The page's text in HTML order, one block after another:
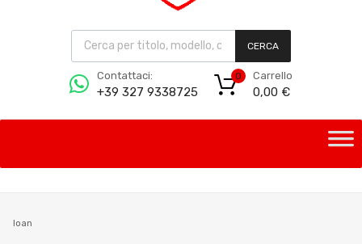
CERCA
Contattaci:
+39 327 9338725
Carrello
0,00 €
0
Ioan